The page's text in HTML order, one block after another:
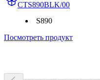
CTS890BLK/00
S890
Посмотреть продукт